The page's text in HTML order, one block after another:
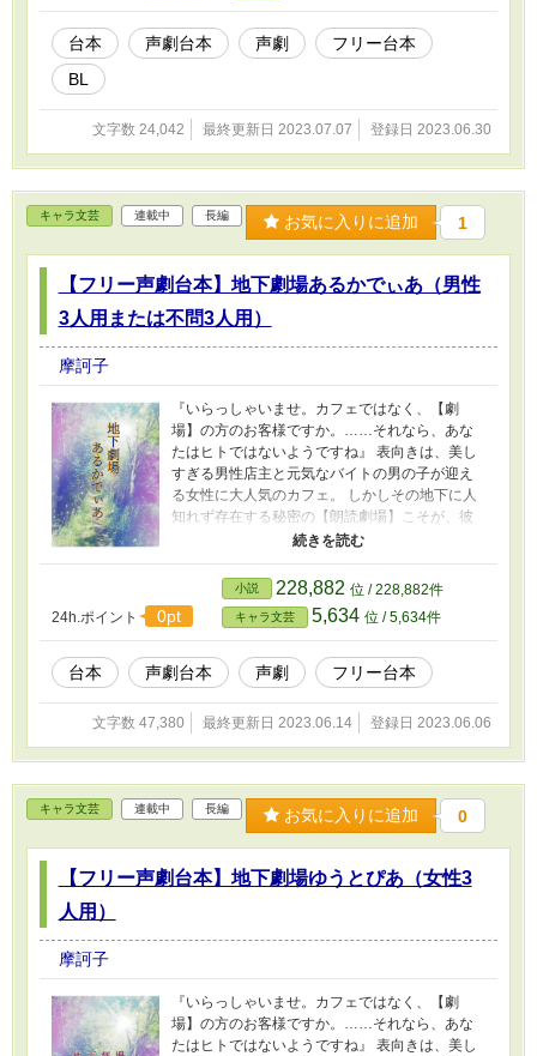
台本 声劇台本 声劇
フリー台本
BL
文字数 24,042 最終更新日 2023.07.07 登録日 2023.06.30
キャラ文芸 連載中 長編 お気に入りに追加 1
【フリー声劇台本】地下劇場あるかでぃあ（男性
3人用または不問3人用）
摩訶子
『いらっしゃいませ。カフェではなく、【劇
場】の方のお客様ですか。……それなら、あな
たはヒトではないようですね』 表向きは、美し
すぎる男性店主と元気なバイトの男の子が迎え
る女性に大人気のカフェ。 しかしその地下に人
知れず存在する秘密の【朗読劇場】こそが、彼
らの本当の仕事場。 観客は、かつては物語の主
人公だった者たち。 未完成のまま葬られてしま
った絵本の主人公たちにその【結末】を聴か
せ、在るべき場所に戻すのが彼らの役目。 そん
な二人の地下劇場の、ちょっとダークな幻想
譚。 どなたでも自由にご使用OKですが、初めに
「シナリオのご使用について」を必ずお読みく
ださいm(*_ _)m
24h.ポイント 0pt
小説 228,882 位 / 228,882件
キャラ文芸 5,634 位 / 5,634件
台本 声劇台本 声劇 フリー台本
文字数 47,380 最終更新日 2023.06.14 登録日 2023.06.06
キャラ文芸 連載中 長編 お気に入りに追加 0
【フリー声劇台本】地下劇場ゆうとぴあ（女性3
人用）
摩訶子
『いらっしゃいませ。カフェではなく、【劇
場】の方のお客様ですか。……それなら、あな
たはヒトではないようですね』 表向きは、美し